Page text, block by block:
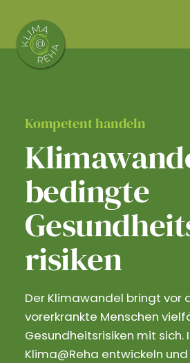
content
Kompetent handeln
bedingte
risiken
Der Klimawandel bringt vor
vorerkrankte Menschen
Gesundheitsrisiken mit sich.
Klima@Reha entwickeln